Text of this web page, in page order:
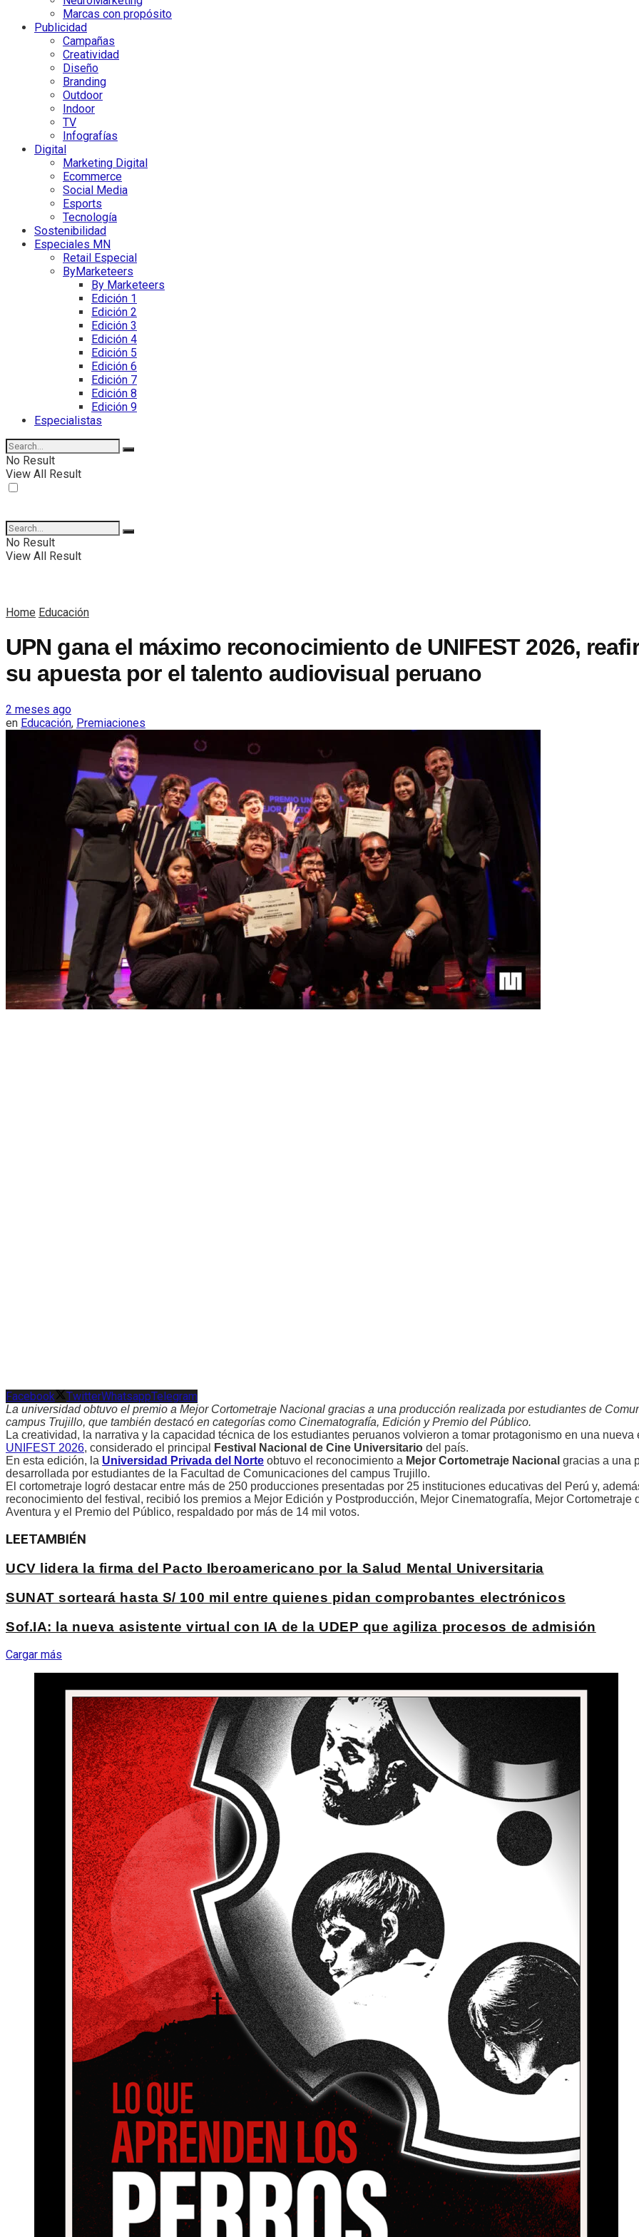
Marcas con propósito
Publicidad
Campañas
Creatividad
Diseño
Branding
Outdoor
Indoor
TV
Infografías
Digital
Marketing Digital
Ecommerce
Social Media
Esports
Tecnología
Sostenibilidad
Especiales MN
Retail Especial
ByMarketeers
By Marketeers
Edición 1
Edición 2
Edición 3
Edición 4
Edición 5
Edición 6
Edición 7
Edición 8
Edición 9
Especialistas
No Result
View All Result
No Result
View All Result
Home Educación
UPN gana el máximo reconocimiento de UNIFEST 2026,
su apuesta por el talento audiovisual peruano
2 meses ago
en Educación, Premiaciones
Facebook TwitterWhatsappTelegram
La universidad obtuvo el premio a Mejor Cortometraje Nacional gracias a una producción realizada por estudiantes de
campus Trujillo, que también destacó en categorías como Cinematografía, Edición y Premio del Público.
La creatividad, la narrativa y la capacidad técnica de los estudiantes peruanos volvieron a tomar protagonismo en una nueva
UNIFEST 2026, considerado el principal Festival Nacional de Cine Universitario del país.
En esta edición, la Universidad Privada del Norte obtuvo el reconocimiento a Mejor Cortometraje Nacional gracias a una
desarrollada por estudiantes de la Facultad de Comunicaciones del campus Trujillo.
El cortometraje logró destacar entre más de 250 producciones presentadas por 25 instituciones educativas del Perú y,
reconocimiento del festival, recibió los premios a Mejor Edición y Postproducción, Mejor Cinematografía, Mejor Cortometraje
Aventura y el Premio del Público, respaldado por más de 14 mil votos.
LEETAMBIÉN
UCV lidera la firma del Pacto Iberoamericano por la Salud Mental Universitaria
SUNAT sorteará hasta S/ 100 mil entre quienes pidan comprobantes electrónicos
Sof.IA: la nueva asistente virtual con IA de la UDEP que agiliza procesos de admisión
Cargar más